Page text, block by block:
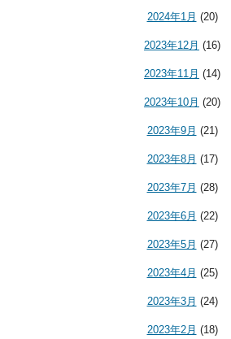
2024年1月 (20)
2023年12月 (16)
2023年11月 (14)
2023年10月 (20)
2023年9月 (21)
2023年8月 (17)
2023年7月 (28)
2023年6月 (22)
2023年5月 (27)
2023年4月 (25)
2023年3月 (24)
2023年2月 (18)